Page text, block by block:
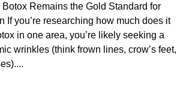
Botox Remains the Gold Standard for
If you’re researching how much does it
in one area, you’re likely seeking a
wrinkles (think frown lines, crow’s feet,